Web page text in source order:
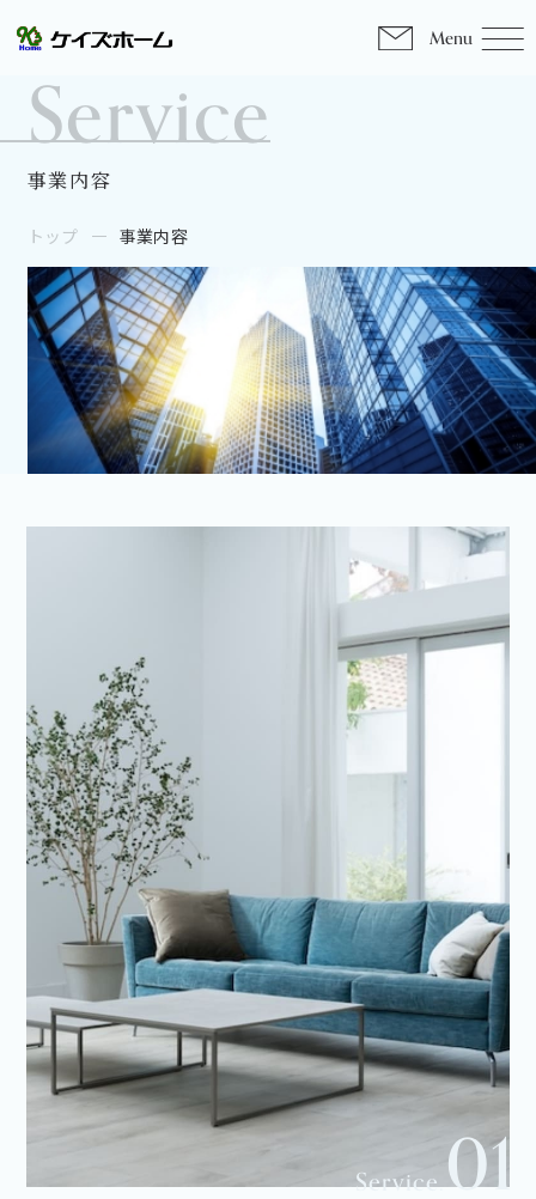
Menu
Service
事業内容
トップ 事業内容
Service.01